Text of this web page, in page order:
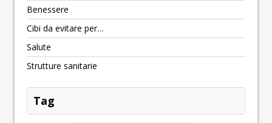
Benessere
Cibi da evitare per…
Salute
Strutture sanitarie
Tag